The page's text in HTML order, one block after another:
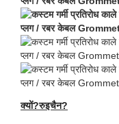
क्यों?रुइचैन?